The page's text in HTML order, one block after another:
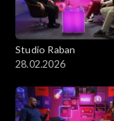
Studio Raban
28.02.2026